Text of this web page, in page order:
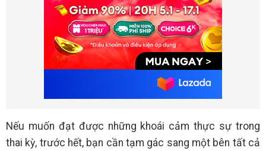
Nếu muốn đạt được những khoái cảm thực sự trong
thai kỳ, trước hết, bạn cần tạm gác sang một bên tất cả